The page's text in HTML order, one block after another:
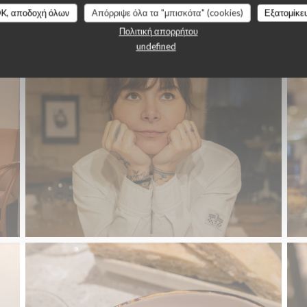
αποδοχή όλων Απόρριψε όλα τα "μπισκότα" (cookies)
Πολιτική απορρήτου
undefined
TAPAS